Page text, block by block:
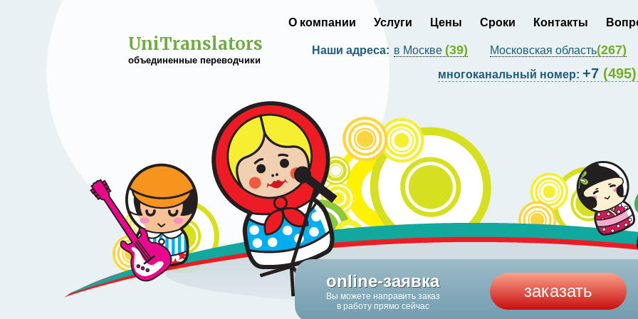
О компании Услуги Цены Сроки Контакты
UniTranslators
объединенные переводчики
многоканальный номер: +7 (495)
Наши адреса: в Москве (39) Московская область(267)
online-заявка
Вы можете направить заказ
в работу прямо сейчас
заказать